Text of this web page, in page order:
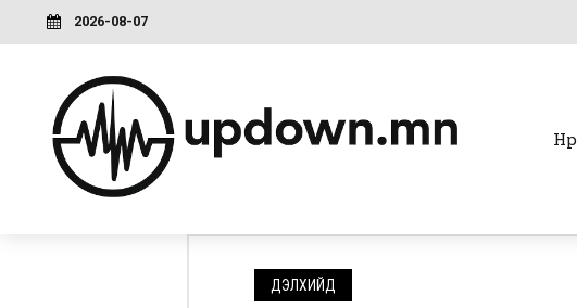
2026-08-07
Нүүр
ДЭЛХИЙД